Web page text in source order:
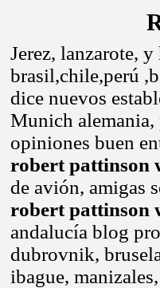
Jerez, lanzarote,
brasil,chile,perú
dice nuevos
Munich alemania,
opiniones buen
robert pattinson
de avión, amigas
robert pattinson
andalucía blog
dubrovnik,
ibague,